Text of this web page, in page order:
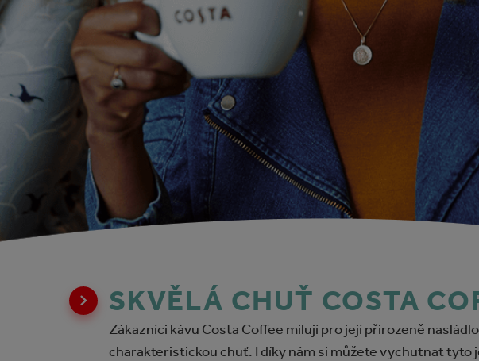
SKVĚLÁ CHUŤ COSTA
Zákazníci kávu Costa Coffee milují pro její přirozeně
charakteristickou chuť. I díky nám si můžete vychutnat tyto